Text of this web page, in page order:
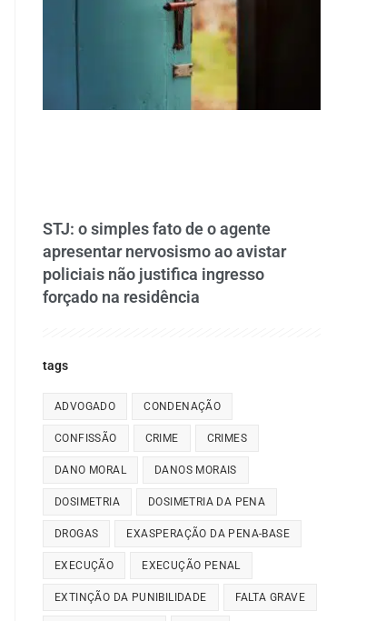
STJ: o simples fato de o agente
apresentar nervosismo ao avistar
policiais não justifica ingresso
forçado na residência
tags
ADVOGADO CONDENAÇÃO
CONFISSÃO CRIME CRIMES
DANO MORAL DANOS MORAIS
DOSIMETRIA DOSIMETRIA DA PENA
DROGAS EXASPERAÇÃO DA PENA-BASE
EXECUÇÃO EXECUÇÃO PENAL
EXTINÇÃO DA PUNIBILIDADE FALTA GRAVE